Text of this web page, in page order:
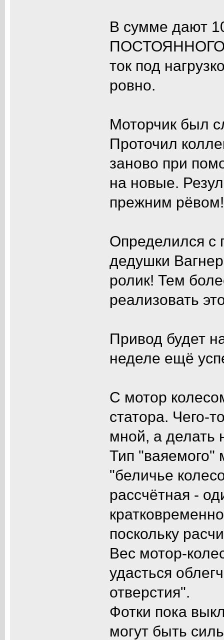
В сумме дают
ПОСТОЯННОГО
ток под
ровно.
Моторчик был
Проточил
заново при
на новые.
прежним рёвом!
Определился с
дедушки
ролик! Тем
реализовать
Привод будет
неделе ещё
С мотор
статора. Чего-
мной, а делать
Тип "ваяемого"
"беличье
рассчётная -
поскольку
Вес мотор-
удасться
отверстия".
Фотки пока
могут быть